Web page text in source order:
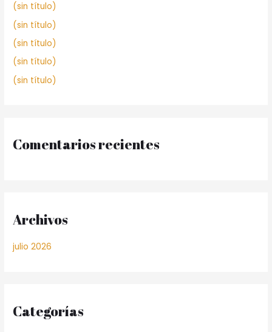
(sin título)
(sin título)
(sin título)
(sin título)
(sin título)
Comentarios recientes
Archivos
julio 2026
Categorías